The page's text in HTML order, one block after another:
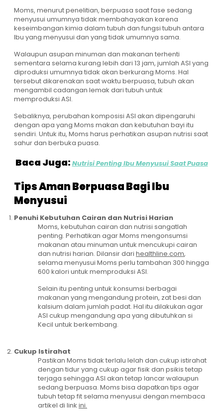
Moms, menurut penelitian, berpuasa saat fase sedang
menyusui umumnya tidak membahayakan karena
keseimbangan kimia dalam tubuh dan fungsi tubuh antara
Ibu yang menyusui dan yang tidak umumnya sama.
Walaupun asupan minuman dan makanan terhenti
sementara selama kurang lebih dari 13 jam, jumlah ASI yang
diproduksi umumnya tidak akan berkurang Moms. Hal
tersebut dikarenakan saat waktu berpuasa, tubuh akan
mengambil cadangan lemak dari tubuh untuk
memproduksi ASI.
Sebaliknya, perubahan komposisi ASI akan dipengaruhi
dengan apa yang Moms makan dan kebutuhan bayi itu
sendiri. Untuk itu, Moms harus perhatikan asupan nutrisi saat
sahur dan berbuka puasa.
Baca Juga: Nutrisi Penting Ibu Menyusui Saat Puasa
Tips Aman Berpuasa Bagi Ibu
Menyusui
Penuhi Kebutuhan Cairan dan Nutrisi Harian
Moms, kebutuhan cairan dan nutrisi sangatlah
penting. Perhatikan agar Moms mengonsumsi
makanan atau minuman untuk mencukupi cairan
dan nutrisi harian. Dilansir dari healthline.com,
selama menyusui Moms perlu tambahan 300 hingga
600 kalori untuk memproduksi ASI.
Selain itu penting untuk konsumsi berbagai
makanan yang mengandung protein, zat besi dan
kalsium dalam jumlah padat. Hal itu dilakukan agar
ASI cukup mengandung apa yang dibutuhkan si
Kecil untuk berkembang.
Cukup Istirahat
Pastikan Moms tidak terlalu lelah dan cukup istirahat
dengan tidur yang cukup agar fisik dan psikis tetap
terjaga sehingga ASI akan tetap lancar walaupun
sedang berpuasa. Moms bisa dapatkan tips agar
tubuh tetap fit selama menyusui dengan membaca
artikel di link ini.